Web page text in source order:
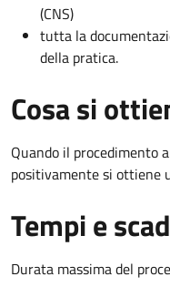
(CNS)
tutta la
della pratica.
Cosa si
Quando il procedimento
positivamente si ottiene
Tempi e
Durata massima del